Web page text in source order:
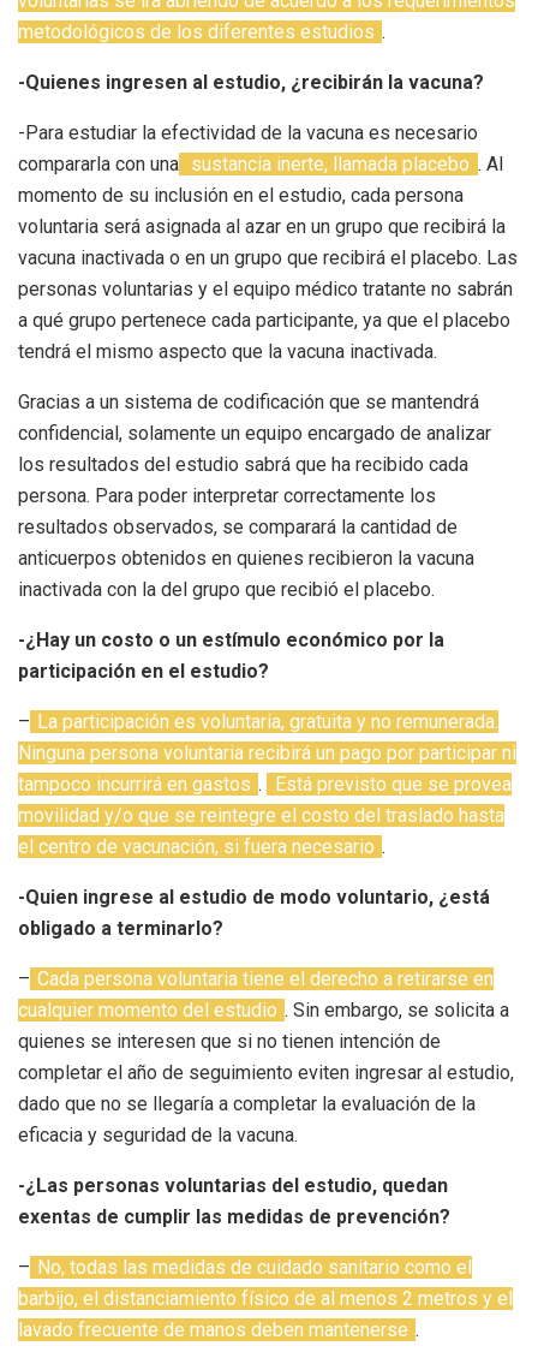
metodológicos de los diferentes estudios .
-Quienes ingresen al estudio, ¿recibirán la vacuna?
-Para estudiar la efectividad de la vacuna es necesario
compararla con una sustancia inerte, llamada placebo . Al
momento de su inclusión en el estudio, cada persona
voluntaria será asignada al azar en un grupo que recibirá la
vacuna inactivada o en un grupo que recibirá el placebo. Las
personas voluntarias y el equipo médico tratante no sabrán
a qué grupo pertenece cada participante, ya que el placebo
tendrá el mismo aspecto que la vacuna inactivada.
Gracias a un sistema de codificación que se mantendrá
confidencial, solamente un equipo encargado de analizar
los resultados del estudio sabrá que ha recibido cada
persona. Para poder interpretar correctamente los
resultados observados, se comparará la cantidad de
anticuerpos obtenidos en quienes recibieron la vacuna
inactivada con la del grupo que recibió el placebo.
-¿Hay un costo o un estímulo económico por la
participación en el estudio?
– La participación es voluntaria, gratuita y no remunerada.
Ninguna persona voluntaria recibirá un pago por participar ni
tampoco incurrirá en gastos .
Está previsto que se provea
movilidad y/o que se reintegre el costo del traslado hasta
el centro de vacunación, si fuera necesario .
-Quien ingrese al estudio de modo voluntario, ¿está
obligado a terminarlo?
– Cada persona voluntaria tiene el derecho a retirarse en
cualquier momento del estudio . Sin embargo, se solicita a
quienes se interesen que si no tienen intención de
completar el año de seguimiento eviten ingresar al estudio,
dado que no se llegaría a completar la evaluación de la
eficacia y seguridad de la vacuna.
-¿Las personas voluntarias del estudio, quedan
exentas de cumplir las medidas de prevención?
– No, todas las medidas de cuidado sanitario como el
barbijo, el distanciamiento físico de al menos 2 metros y el
lavado frecuente de manos deben mantenerse .